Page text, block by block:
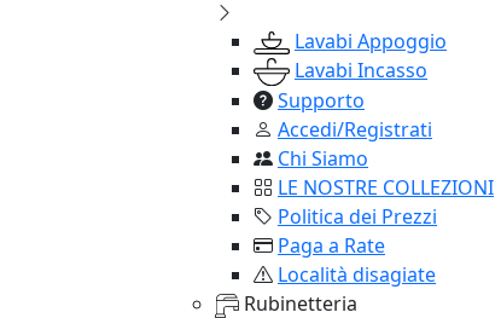
Lavabi Appoggio
Lavabi Incasso
Supporto
Accedi/Registrati
Chi Siamo
LE NOSTRE COLLEZIONI
Politica dei Prezzi
Paga a Rate
Località disagiate
Rubinetteria